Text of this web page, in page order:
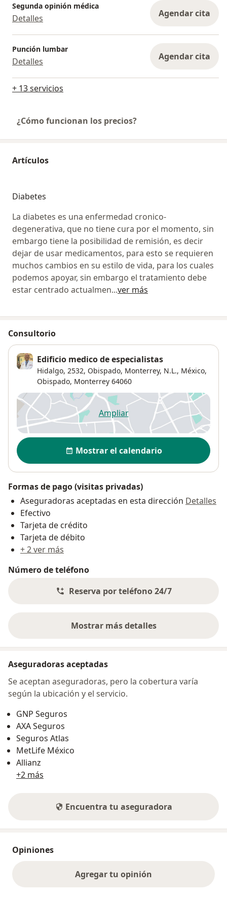
Segunda opinión médica
Detalles Agendar cita
Punción lumbar
Detalles Agendar cita
+ 13 servicios
¿Cómo funcionan los precios?
Artículos
Diabetes
La diabetes es una enfermedad cronico-
degenerativa, que no tiene cura por el momento, sin
embargo tiene la posibilidad de remisión, es decir
dejar de usar medicamentos, para esto se requieren
muchos cambios en su estilo de vida, para los cuales
podemos apoyar, sin embargo el tratamiento debe
estar centrado actualmen...ver más
Consultorio
Edificio medico de especialistas
Hidalgo, 2532, Obispado, Monterrey, N.L., México,
Obispado, Monterrey 64060
Ampliarse abre en una nueva
Disponibilidad
Mostrar el calendario
Formas de pago (visitas privadas)
Aseguradoras aceptadas en esta dirección Detalles
Efectivo
Tarjeta de crédito
Tarjeta de débito
+ 2 ver más
Número de teléfono
Reserva por teléfono 24/7
Mostrar más detalles
sobre la dirección
Aseguradoras aceptadas
Se aceptan aseguradoras, pero la cobertura varía
según la ubicación y el servicio.
GNP Seguros
AXA Seguros
Seguros Atlas
MetLife México
Allianz
+2 más
Encuentra tu aseguradora
Opiniones
Agregar tu opinión